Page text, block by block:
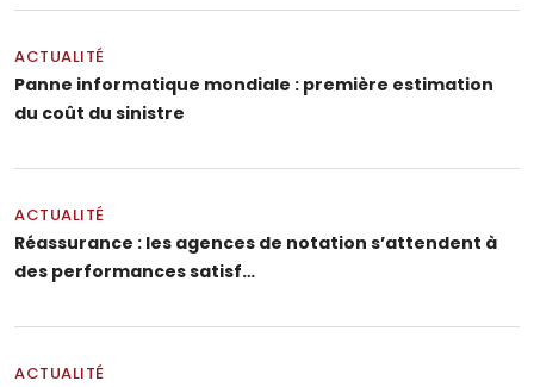
ACTUALITÉ
Panne informatique mondiale : première estimation
du coût du sinistre
ACTUALITÉ
Réassurance : les agences de notation s’attendent à
des performances satisf…
ACTUALITÉ